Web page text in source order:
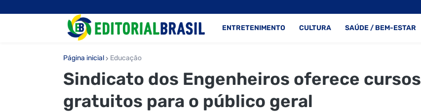
ENTRETENIMENTO CULTURA SAÚDE / BEM-ESTAR
Página inicial Educação
Sindicato dos Engenheiros oferece cursos
gratuitos para o público geral